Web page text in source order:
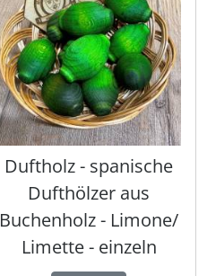
Duftholz - spanische
Dufthölzer aus
Buchenholz - Limone/
Limette - einzeln